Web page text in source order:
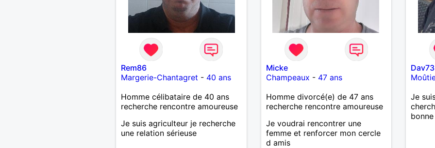
Rem86
Margerie-Chantagret - 40 ans
Homme célibataire de 40 ans
recherche rencontre amoureuse
Je suis agriculteur je recherche
une relation sérieuse
Micke
Champeaux - 47 ans
Homme divorcé(e) de 47 ans
recherche rencontre amoureuse
Je voudrai rencontrer une
femme et renforcer mon cercle
d amis
Dav73
Je